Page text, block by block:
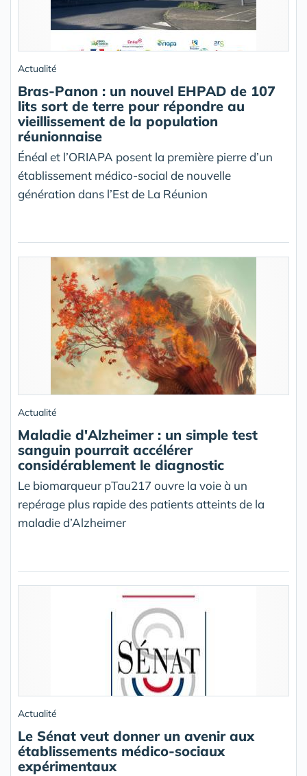
Actualité
Bras-Panon : un nouvel EHPAD de 107
lits sort de terre pour répondre au
vieillissement de la population
réunionnaise
Énéal et l’ORIAPA posent la première pierre d’un
établissement médico-social de nouvelle
génération dans l’Est de La Réunion
Actualité
Maladie d'Alzheimer : un simple test
sanguin pourrait accélérer
considérablement le diagnostic
Le biomarqueur pTau217 ouvre la voie à un
repérage plus rapide des patients atteints de la
maladie d’Alzheimer
Actualité
Le Sénat veut donner un avenir aux
établissements médico-sociaux
expérimentaux